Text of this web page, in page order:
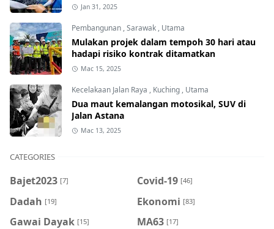
Jan 31, 2025
Pembangunan ,Sarawak , Utama
Mulakan projek dalam tempoh 30 hari atau
hadapi risiko kontrak ditamatkan
Mac 15, 2025
Kecelakaan Jalan Raya , Kuching , Utama
Dua maut kemalangan motosikal, SUV di
Jalan Astana
Mac 13, 2025
CATEGORIES
Bajet2023 [7] Covid-19 [46]
Dadah [19] Ekonomi [83]
Gawai Dayak [15] MA63 [17]